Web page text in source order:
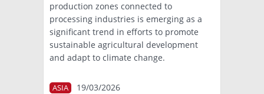
production zones connected to
processing industries is emerging as a
significant trend in efforts to promote
sustainable agricultural development
and adapt to climate change.
ASIA 19/03/2026